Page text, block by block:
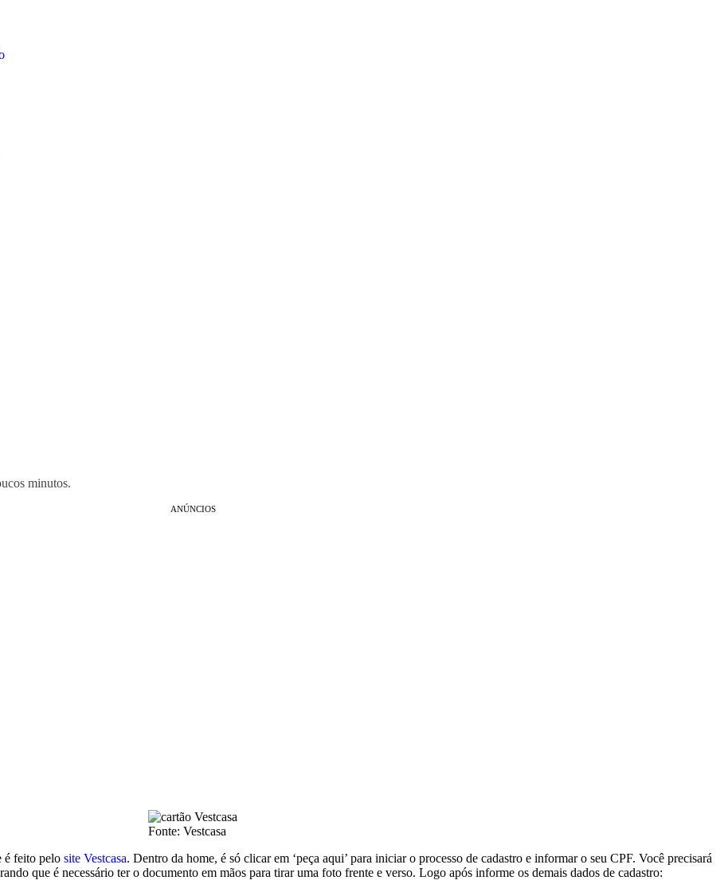
minutos.
ANÚNCIOS
Fonte: Vestcasa
é feito pelo site Vestcasa. Dentro da home, é só clicar em ‘peça aqui’ para iniciar o processo de cadastro e informar o seu CPF. Você precisará
que é necessário ter o documento em mãos para tirar uma foto frente e verso. Logo após informe os demais dados de cadastro: